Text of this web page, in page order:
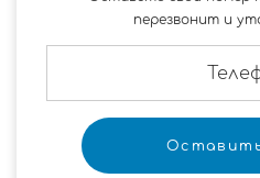
перезвонит и